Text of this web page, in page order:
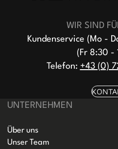
WIR SIND
Kundenservice (Mo -
(Fr 8:30 -
Telefon: +43 (0)
UNTERNEHMEN
Über uns
Unser Team